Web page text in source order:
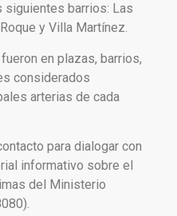
siguientes barrios: Las
y Villa Martínez.
en plazas, barrios,
considerados
arterias de cada
para dialogar con
informativo sobre el
del Ministerio